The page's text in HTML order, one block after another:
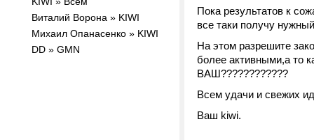
Виталий Ворона » KIWI
Михаил Опанасенко » KIWI
DD » GMN
Пока результатов к
все таки получу
На этом разрешите
более активными,а то
ВАШ????????????
Всем удачи и свежих
Ваш kiwi.